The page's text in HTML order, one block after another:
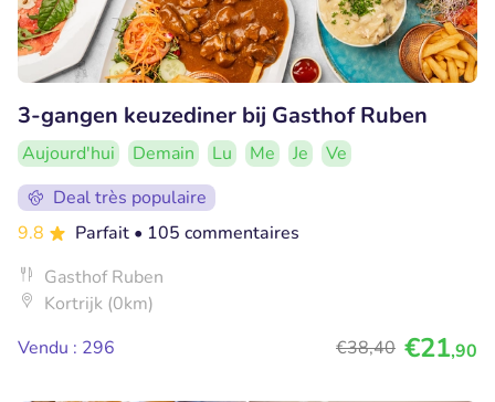
3-gangen keuzediner bij Gasthof Ruben
Aujourd'hui Demain Lu Me Je
Ve
Deal très populaire
9.8
Parfait • 105 commentaires
Gasthof Ruben
Kortrijk (0km)
Vendu : 296
€38,40 €21,90